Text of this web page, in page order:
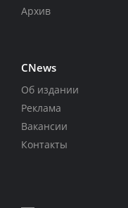
Архив
CNews
Об издании
Реклама
Вакансии
Контакты